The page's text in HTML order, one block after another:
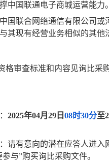
中国联通电子商城运营能力
国联合网络通信有限公司
其现有经营业务相似的其
格审查标准和内容见询比采
2025年04月29日 08时30分至
请有意向的潜在应答人进入
与”购买询比采购文件。